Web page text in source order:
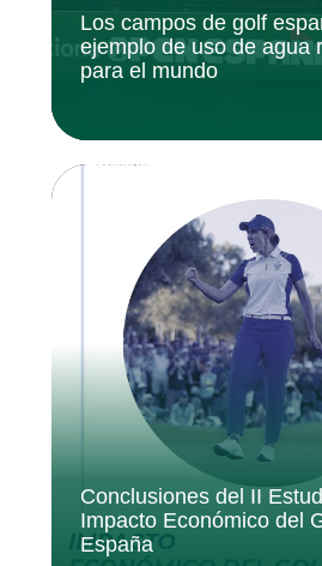
Los campos de golf
ejemplo de uso de agua
para el mundo
Conclusiones del II
Impacto Económico del
España